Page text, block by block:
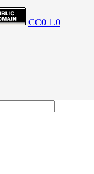
CC0 1.0